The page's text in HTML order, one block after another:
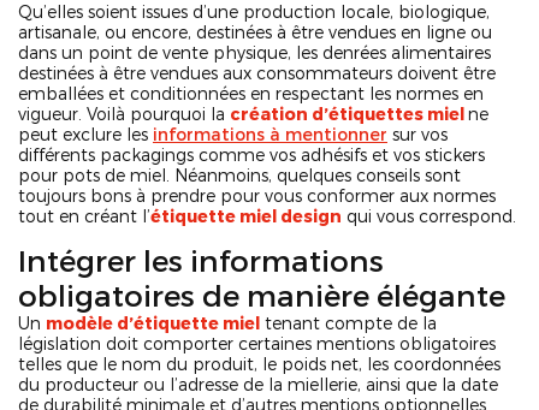
Qu’elles soient issues d’une production locale, biologique,
artisanale, ou encore, destinées à être vendues en ligne ou
dans un point de vente physique, les denrées alimentaires
destinées à être vendues aux consommateurs doivent être
emballées et conditionnées en respectant les normes en
vigueur. Voilà pourquoi la création d’étiquettes mielne
peut exclure les informations à mentionner sur vos
différents packagings comme vos adhésifs et vos stickers
pour pots de miel. Néanmoins, quelques conseils sont
toujours bons à prendre pour vous conformer aux normes
tout en créant l’étiquette miel design qui vous correspond.
Intégrer les informations
obligatoires de manière élégante
Un modèle d’étiquette miel tenant compte de la
législation doit comporter certaines mentions obligatoires
telles que le nom du produit, le poids net, les coordonnées
du producteur ou l’adresse de la miellerie, ainsi que la date
de durabilité minimale et d’autres mentions optionnelles